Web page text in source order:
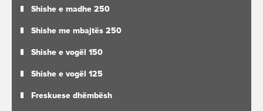
Shishe e madhe 250
Shishe me mbajtës 250
Shishe e vogël 150
Shishe e vogël 125
Freskuese dhëmbësh